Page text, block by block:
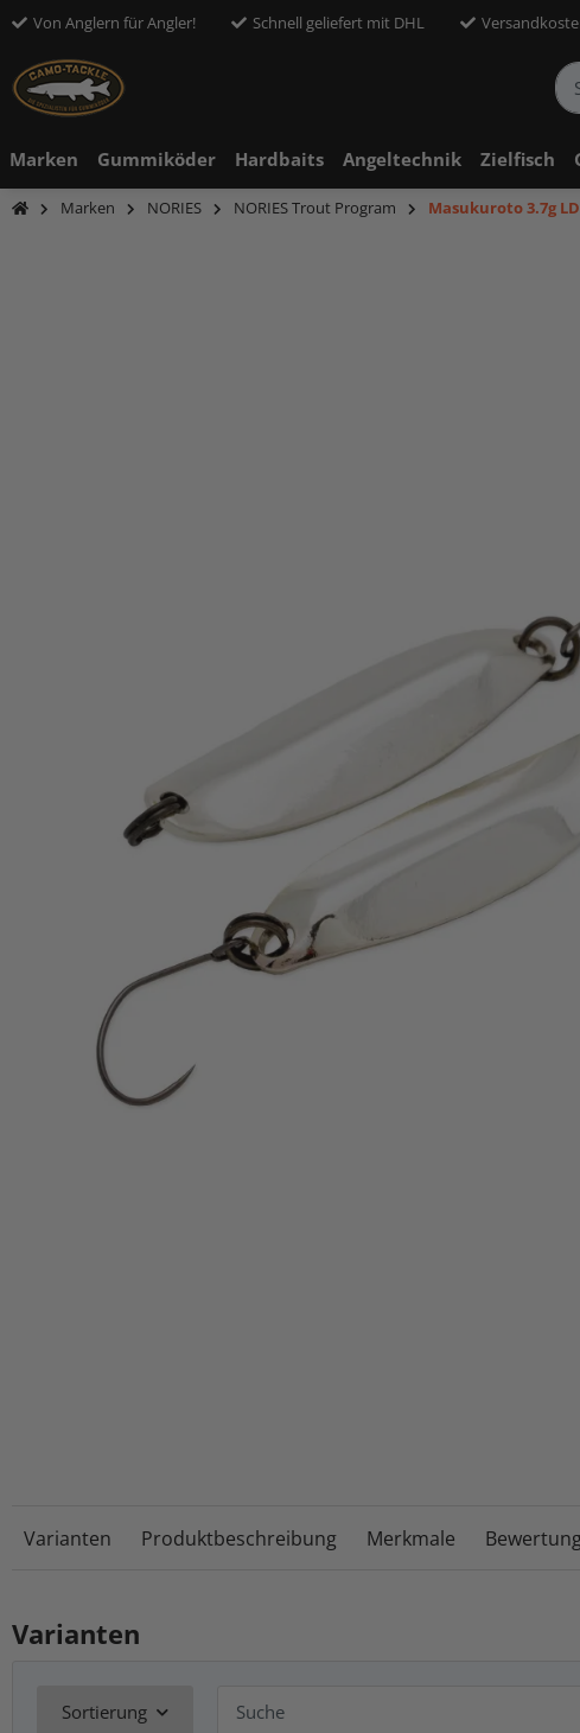
Von Anglern für Angler! Schnell geliefert mit DHL
Marken Gummiköder Hardbaits Angeltechnik Zielfisch
Marken NORIES NORIES Trout Program Masukuroto 3.7g LD
Varianten Produktbeschreibung Merkmale
Varianten
Sortierung